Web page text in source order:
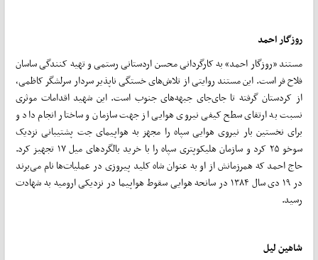
روزگار احمد
مستند «روزگار احمد» به کارگردانی محسن اردستانی رستمی و تهیه کنندگی ساسان
فلاح فر است. این مستند روایتی از تلاش‌های خستگی ناپذیر سردار سرلشگر کاظمی،
از کردستان گرفته تا جای‌جای جبهه‌های جنوب است. این شهید اقدامات موثری
نسبت به ارتقای سطح کیفی نیروی هوایی از جهت سازمان و ساختار انجام داد و
برای نخستین بار نیروی هوایی سپاه را مجهز به هواپیمای جت پشتیبانی نزدیک
سوخو ۲۵ کرد و سازمان هلیکوپتری سپاه را با خرید بالگردهای میل ۱۷ تجهیز کرد.
حاج احمد که همرزمانش از او به عنوان شاه کلید پیروزی در عملیات‌ها نام می‌برند
در ۱۹ دی سال ۱۳۸۴ در سانحه هوایی سقوط هواپیما در نزدیکی ارومیه به شهادت
رسید.
شاهین لیل